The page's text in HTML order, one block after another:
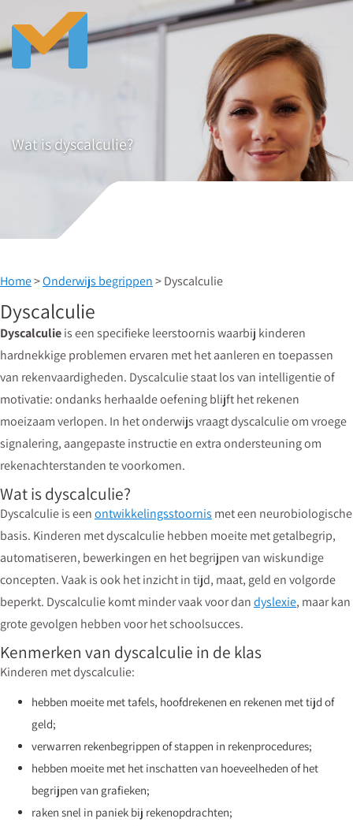
Wat is dyscalculie?
Home>Onderwijs begrippen> Dyscalculie
Dyscalculie
Dyscalculieis een specifieke leerstoornis waarbij kinderen
hardnekkige problemen ervaren met het aanleren en toepassen
van rekenvaardigheden. Dyscalculie staat los van intelligentie of
motivatie: ondanks herhaalde oefening blijft het rekenen
moeizaam verlopen. In het onderwijs vraagt dyscalculie om vroege
signalering, aangepaste instructie en extra ondersteuning om
rekenachterstanden te voorkomen.
Wat is dyscalculie?
Dyscalculie is eenontwikkelingsstoornis met een neurobiologische
basis. Kinderen met dyscalculie hebben moeite met getalbegrip,
automatiseren, bewerkingen en het begrijpen van wiskundige
concepten. Vaak is ook het inzicht in tijd, maat, geld en volgorde
beperkt. Dyscalculie komt minder vaak voor dandyslexie, maar kan
grote gevolgen hebben voor het schoolsucces.
Kenmerken van dyscalculie in de klas
Kinderen met dyscalculie:
hebben moeite met tafels, hoofdrekenen en rekenen met tijd of
geld;
verwarren rekenbegrippen of stappen in rekenprocedures;
hebben moeite met het inschatten van hoeveelheden of het
begrijpen van grafieken;
raken snel in paniek bij rekenopdrachten;